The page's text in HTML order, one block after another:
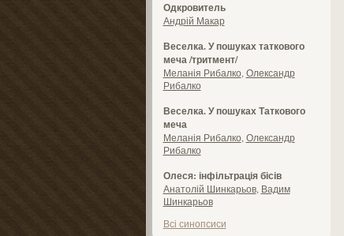
Одкровитель
Андрій Макар
Веселка. У пошуках таткового
меча /тритмент/
Меланія Рибалко Олександр
Рибалко
Веселка. У пошуках Таткового
меча
Меланія Рибалко Олександр
Рибалко
Олеся: інфільтрація бісів
Анатолій Шинкарьов, Вадим
Шинкарьов
Всі синопсиси